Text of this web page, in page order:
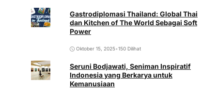
Gastrodiplomasi Thailand: Global Thai
dan Kitchen of The World Sebagai Soft
Power
Oktober 15, 2025•150 Dilihat
Seruni Bodjawati, Seniman Inspiratif
Indonesia yang Berkarya untuk
Kemanusiaan